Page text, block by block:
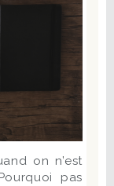
on n’est
pas